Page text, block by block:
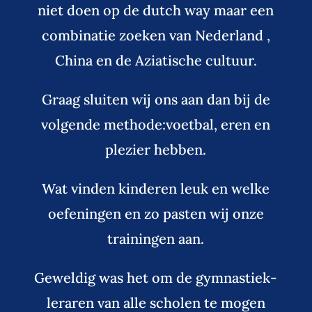
niet doen op de dutch way maar een
combinatie zoeken van Nederland ,
China en de Aziatische cultuur.
Graag sluiten wij ons aan dan bij de
volgende methode:voetbal, eren en
plezier hebben.
Wat vinden kinderen leuk en welke
oefeningen en zo pasten wij onze
trainingen aan.
Geweldig was het om de gymnastiek-
leraren van alle scholen te mogen